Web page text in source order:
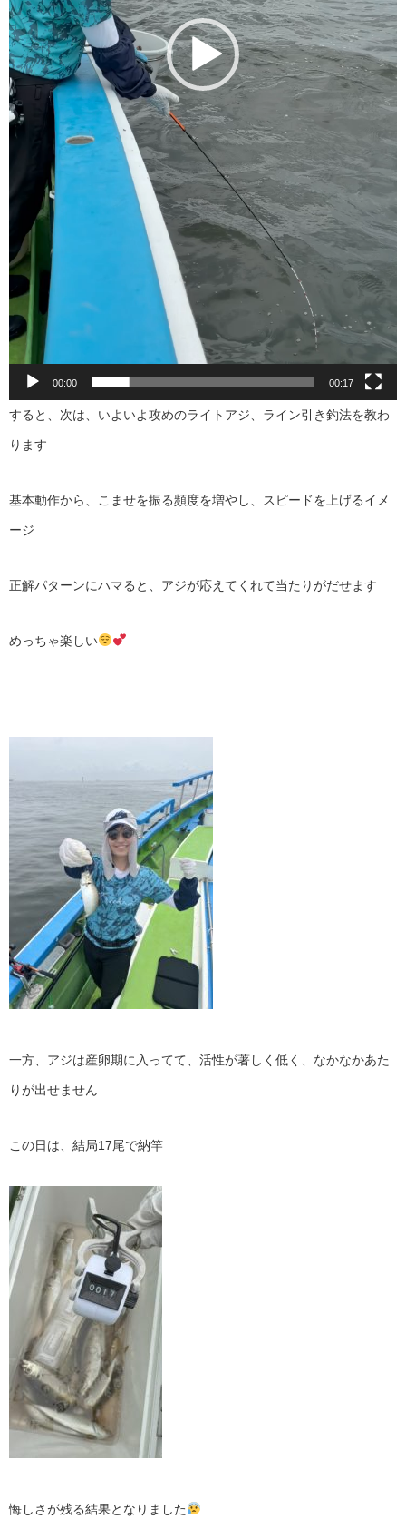
00:00 00:17
すると、次は、いよいよ攻めのライトアジ、ライン引き釣法を教わ
ります
基本動作から、こませを振る頻度を増やし、スピードを上げるイメ
ージ
正解パターンにハマると、アジが応えてくれて当たりがだせます
めっちゃ楽しい
一方、アジは産卵期に入ってて、活性が著しく低く、なかなかあた
りが出せません
この日は、結局17尾で納竿
悔しさが残る結果となりました